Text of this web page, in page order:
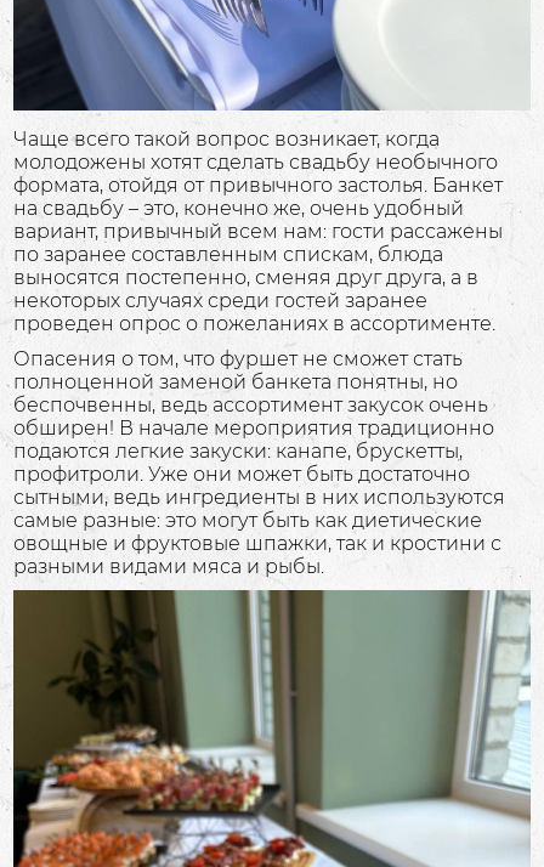
Чаще всего такой вопрос возникает, когда
молодожены хотят сделать свадьбу необычного
формата, отойдя от привычного застолья. Банкет
на свадьбу – это, конечно же, очень удобный
вариант, привычный всем нам: гости рассажены
по заранее составленным спискам, блюда
выносятся постепенно, сменяя друг друга, а в
некоторых случаях среди гостей заранее
проведен опрос о пожеланиях в ассортименте.
Опасения о том, что фуршет не сможет стать
полноценной заменой банкета понятны, но
беспочвенны, ведь ассортимент закусок очень
обширен! В начале мероприятия традиционно
подаются легкие закуски: канапе, брускетты,
профитроли. Уже они может быть достаточно
сытными, ведь ингредиенты в них используются
самые разные: это могут быть как диетические
овощные и фруктовые шпажки, так и кростини с
разными видами мяса и рыбы.